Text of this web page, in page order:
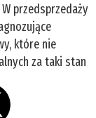
przedsprzedaży
które nie
za taki stan